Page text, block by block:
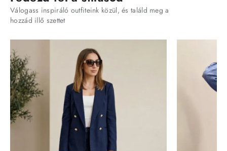
Válogass inspiráló outfiteink közül, és találd meg a
hozzád illő szettet